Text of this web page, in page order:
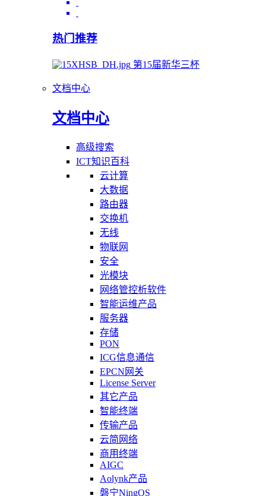
热门推荐
第15届新华三杯
文档中心
文档中心
高级搜索
ICT知识百科
云计算
大数据
路由器
交换机
无线
物联网
安全
光模块
网络管控析软件
智能运维产品
服务器
存储
PON
ICG信息通信
EPCN网关
License Server
其它产品
智能终端
传输产品
云简网络
商用终端
AIGC
Aolynk产品
磐宁NingOS